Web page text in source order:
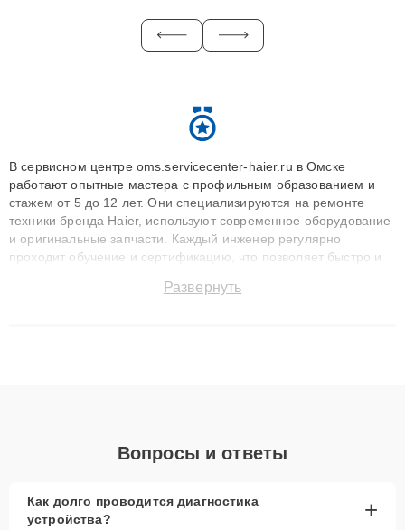
В сервисном центре oms.servicecenter-haier.ru в Омске
работают опытные мастера с профильным образованием и
стажем от 5 до 12 лет. Они специализируются на ремонте
техники бренда Haier, используют современное оборудование
и оригинальные запчасти. Каждый инженер регулярно
проходит обучение и сертификацию, что позволяет быстро и
сохранением гарантии до 3 лет. Наши мастера решают
Развернуть
Вопросы и ответы
Как долго проводится диагностика
устройства?
+